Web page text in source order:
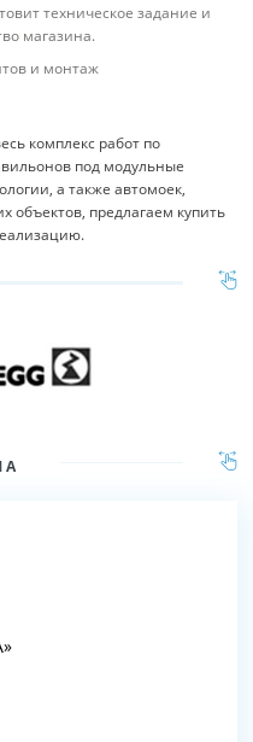
техническое задание и
магазина.
и монтаж
комплекс работ по
под модульные
а также автомоек,
объектов, предлагаем купить